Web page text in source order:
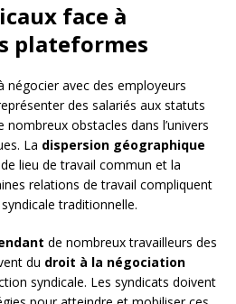
face à
plateformes
négocier avec des employeurs
des salariés aux statuts
obstacles dans l’univers
La dispersion géographique
lieu de travail commun et la
relations de travail compliquent
traditionnelle.
de nombreux travailleurs des
du droit à la négociation
syndicale. Les syndicats doivent